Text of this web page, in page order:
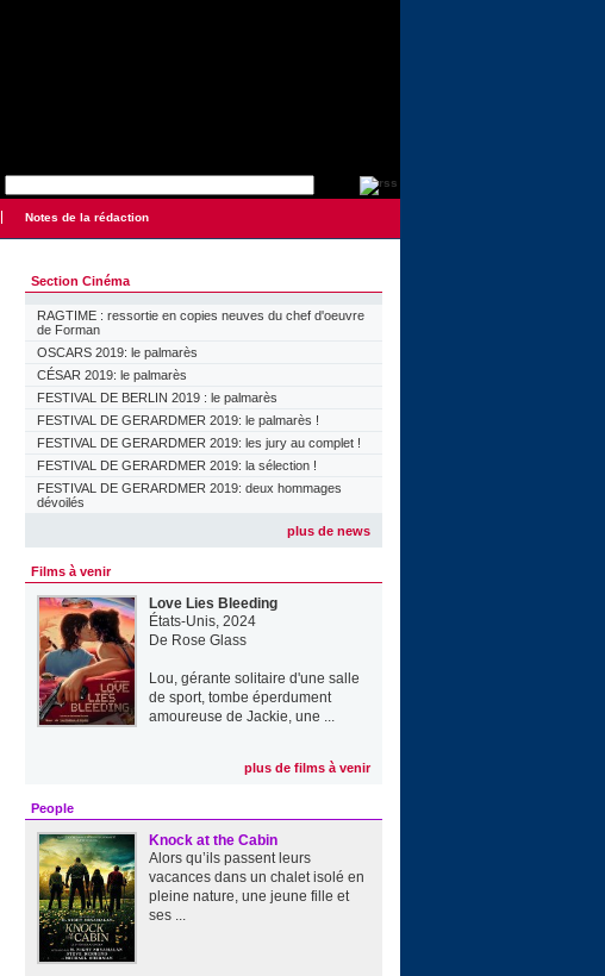
Notes de la rédaction
Section Cinéma
RAGTIME : ressortie en copies neuves du chef d'oeuvre
de Forman
OSCARS 2019: le palmarès
CÉSAR 2019: le palmarès
FESTIVAL DE BERLIN 2019 : le palmarès
FESTIVAL DE GERARDMER 2019: le palmarès !
FESTIVAL DE GERARDMER 2019: les jury au complet !
FESTIVAL DE GERARDMER 2019: la sélection !
FESTIVAL DE GERARDMER 2019: deux hommages
dévoilés
plus de news
Films à venir
Love Lies Bleeding
États-Unis, 2024
De Rose Glass
Lou, gérante solitaire d'une salle
de sport, tombe éperdument
amoureuse de Jackie, une ...
plus de films à venir
People
Knock at the Cabin
Alors qu’ils passent leurs
vacances dans un chalet isolé en
pleine nature, une jeune fille et
ses ...